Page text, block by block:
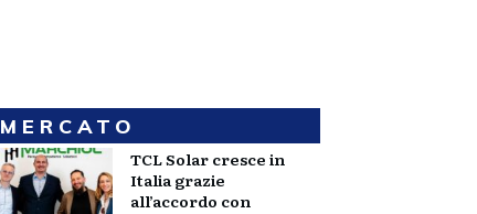
MERCATO
TCL Solar cresce in
Italia grazie
all’accordo con